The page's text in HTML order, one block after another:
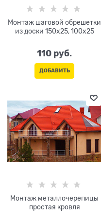
Монтаж шаговой обрешетки
из доски 150х25, 100х25
110 руб.
ДОБАВИТЬ
Монтаж металлочерепицы
простая кровля